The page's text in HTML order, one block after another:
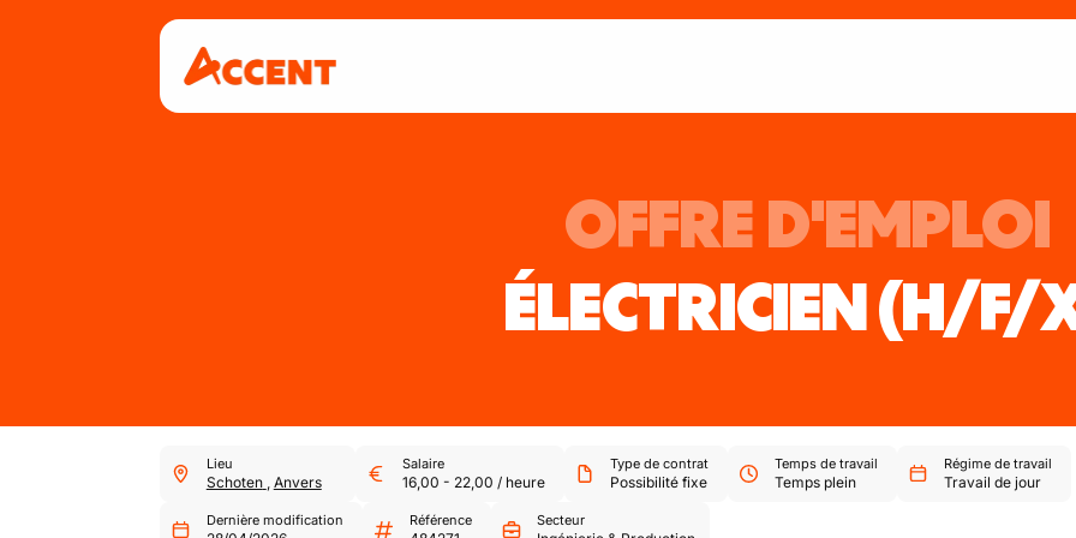
OFFRE D'EMPLOI
ÉLECTRICIEN(H/F/
Lieu
Schoten , Anvers
Salaire
16,00 - 22,00 / heure
Type de contrat
Possibilité fixe
Temps de travail
Temps plein
Régime de travail
Travail de jour
Dernière modification Référence Secteur